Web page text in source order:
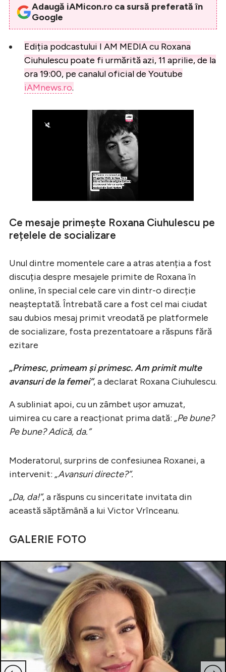
Adaugă iAMicon.ro ca sursă preferată în
Google
Ediția podcastului I AM MEDIA cu Roxana
Ciuhulescu poate fi urmărită azi, 11 aprilie, de la
ora 19:00, pe canalul oficial de Youtube
iAMnews.ro.
Ce mesaje primește Roxana Ciuhulescu pe
rețelele de socializare
Unul dintre momentele care a atras atenția a fost
discuția despre mesajele primite de Roxana în
online, în special cele care vin dintr-o direcție
neașteptată. Întrebată care a fost cel mai ciudat
sau dubios mesaj primit vreodată pe platformele
de socializare, fosta prezentatoare a răspuns fără
ezitare
„Primesc, primeam și primesc. Am primit multe
avansuri de la femei”, a declarat Roxana Ciuhulescu.
A subliniat apoi, cu un zâmbet ușor amuzat,
uimirea cu care a reacționat prima dată: „Pe bune?
Pe bune? Adică, da.”
Moderatorul, surprins de confesiunea Roxanei, a
intervenit: „Avansuri directe?”.
„Da, da!”, a răspuns cu sinceritate invitata din
această săptămână a lui Victor Vrînceanu.
GALERIE FOTO